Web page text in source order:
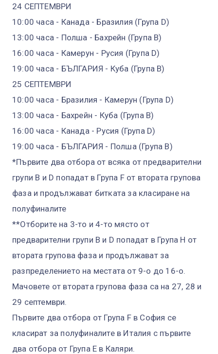
24 СЕПТЕМВРИ
10:00 часа - Канада - Бразилия (Група D)
13:00 часа - Полша - Бахрейн (Група B)
16:00 часа - Камерун - Русия (Група D)
19:00 часа - БЪЛГАРИЯ - Куба (Група B)
25 СЕПТЕМВРИ
10:00 часа - Бразилия - Камерун (Група D)
13:00 часа - Бахрейн - Куба (Група B)
16:00 часа - Канада - Русия (Група D)
19:00 часа - БЪЛГАРИЯ - Полша (Група B)
*Първите два отбора от всяка от предварителни
групи B и D попадат в Група F от втората групова
фаза и продължават битката за класиране на
полуфиналите
**Отборите на 3-то и 4-то място от
предварителни групи B и D попадат в Група H от
втората групова фаза и продължават за
разпределението на местата от 9-о до 16-о.
Мачовете от втората групова фаза са на 27, 28 и
29 септември.
Първите два отбора от Група F в София се
класират за полуфиналите в Италия с първите
два отбора от Група Е в Каляри.